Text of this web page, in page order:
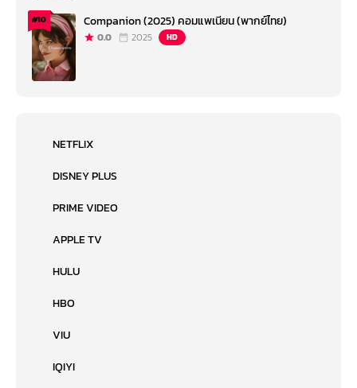
#10 Companion (2025) คอมแพเนียน (พากย์ไทย)
0.0 2025 HD
NETFLIX
DISNEY PLUS
PRIME VIDEO
APPLE TV
HULU
HBO
VIU
IQIYI